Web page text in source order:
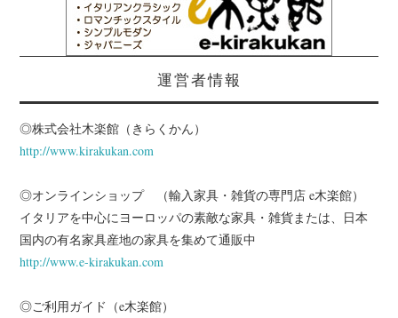
運営者情報
◎株式会社木楽館（きらくかん）
http://www.kirakukan.com
◎オンラインショップ （輸入家具・雑貨の専門店 e木楽館）
イタリアを中心にヨーロッパの素敵な家具・雑貨または、日本
国内の有名家具産地の家具を集めて通販中
http://www.e-kirakukan.com
◎ご利用ガイド（e木楽館）